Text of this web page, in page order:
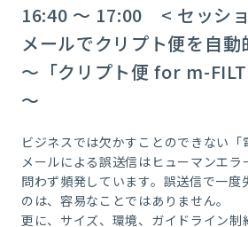
16:40 ～ 17:00 < セッシ
メールでクリプト便を自動
～「クリプト便 for m-
～
ビジネスでは欠かすことのできない「
メールによる誤送信はヒューマンエ
問わず頻発しています。誤送信で一度
のは、容易なことではありません。
更に、サイズ、環境、ガイドライン制